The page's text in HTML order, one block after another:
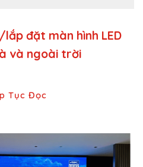
đặt màn hình LED
và ngoài trời
Tục Đọc